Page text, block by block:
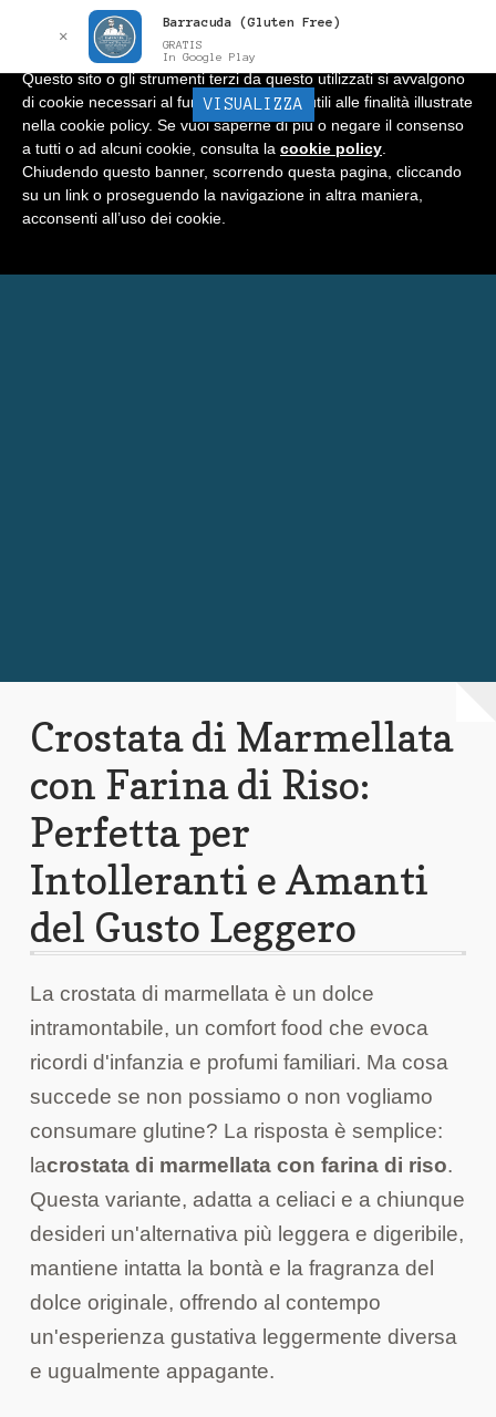
BARRACUDA Menu
Home
Negozio
Crostata di Marmellata
con Farina di Riso:
Perfetta per
Intolleranti e Amanti
del Gusto Leggero
La crostata di marmellata è un dolce
intramontabile, un comfort food che evoca
ricordi d'infanzia e profumi familiari. Ma cosa
succede se non possiamo o non vogliamo
consumare glutine? La risposta è semplice:
lacrostata di marmellata con farina di riso.
Questa variante, adatta a celiaci e a chiunque
desideri un'alternativa più leggera e digeribile,
mantiene intatta la bontà e la fragranza del
dolce originale, offrendo al contempo
un'esperienza gustativa leggermente diversa
e ugualmente appagante.
✕
Barracuda (Gluten Free)
GRATIS
In Google Play
VISUALIZZA
Informativa
Questo sito o gli strumenti terzi da questo utilizzati si avvalgono
di cookie necessari al funzionamento ed utili alle finalità illustrate
nella cookie policy. Se vuoi saperne di più o negare il consenso
a tutti o ad alcuni cookie, consulta la cookie policy
Chiudendo questo banner, scorrendo questa pagina, cliccando
su un link o proseguendo la navigazione in altra maniera,
acconsenti all’uso dei cookie.